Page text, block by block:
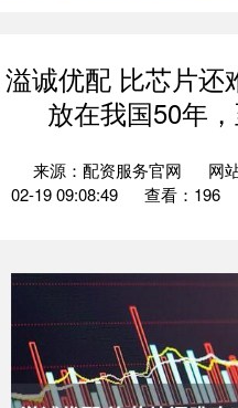
溢诚优配 比芯片还
放在我国50年
来源：配资服务官网 网
02-19 09:08:49
查看：196